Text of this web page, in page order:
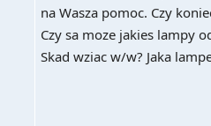
na Wasza pomoc. Czy
Czy sa moze jakies lampy
Skad wziac w/w? Jaka